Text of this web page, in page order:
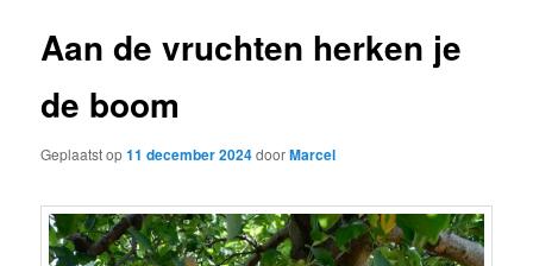
Aan de vruchten herken je
de boom
Geplaatst op11 december 2024doorMarcel